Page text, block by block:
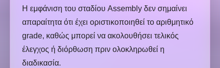
Η εμφάνιση του σταδίου Assembly δεν σημαίνει
απαραίτητα ότι έχει οριστικοποιηθεί το αριθμητικό
grade, καθώς μπορεί να ακολουθήσει τελικός
έλεγχος ή διόρθωση πριν ολοκληρωθεί η
διαδικασία.